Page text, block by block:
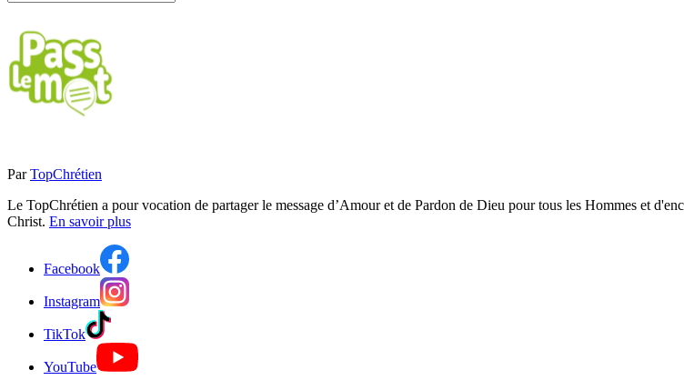
Par TopChrétien
Le TopChrétien a pour vocation de partager le message d’Amour et de Pardon de Dieu pour tous les Hommes et
Christ. En savoir plus
Facebook
Instagram
TikTok
YouTube